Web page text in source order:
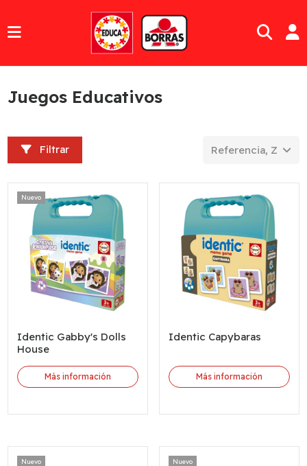
Juegos Educativos
Filtrar Referencia, Z a A
Nuevo
Identic Gabby's Dolls
House
Más información
Identic Capybaras
Más información
Nuevo Nuevo